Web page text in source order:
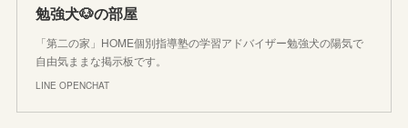
勉強犬🐶の部屋
「第二の家」HOME個別指導塾の学習アドバイザー勉強犬の陽気で
自由気ままな掲示板です。
LINE OPENCHAT